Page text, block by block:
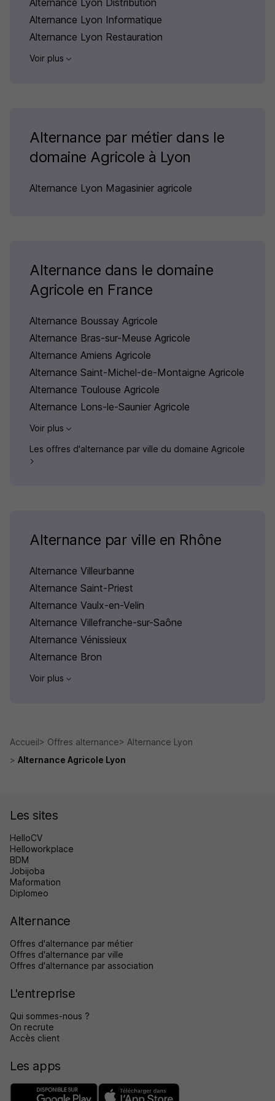
Alternance Lyon Distribution
Alternance Lyon Informatique
Alternance Lyon Restauration
Voir plus
Alternance par métier dans le
domaine Agricole à Lyon
Alternance Lyon Magasinier agricole
Alternance dans le domaine
Agricole en France
Alternance Boussay Agricole
Alternance Bras-sur-Meuse Agricole
Alternance Amiens Agricole
Alternance Saint-Michel-de-Montaigne Agricole
Alternance Toulouse Agricole
Alternance Lons-le-Saunier Agricole
Voir plus
Les offres d'alternance par ville du domaine Agricole
Alternance par ville en Rhône
Alternance Villeurbanne
Alternance Saint-Priest
Alternance Vaulx-en-Velin
Alternance Villefranche-sur-Saône
Alternance Vénissieux
Alternance Bron
Voir plus
Accueil Offres alternance
Alternance Lyon
Alternance Agricole Lyon
Les sites
HelloCV
Helloworkplace
BDM
Jobijoba
Maformation
Diplomeo
Alternance
Offres d'alternance par métier
Offres d'alternance par ville
Offres d'alternance par association
L'entreprise
Qui sommes-nous ?
On recrute
Accès client
Les apps